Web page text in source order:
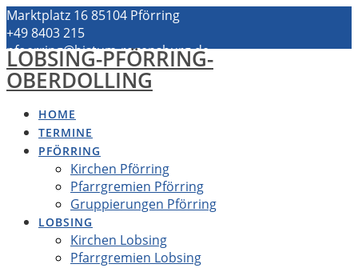
Zum
Inhalt
springen
Marktplatz 16 85104 Pförring
+49 8403 215
pfoerring@bistum-regensburg.de
LOBSING-PFÖRRING-
OBERDOLLING
HOME
TERMINE
PFÖRRING
Kirchen Pförring
Pfarrgremien Pförring
Gruppierungen Pförring
LOBSING
Kirchen Lobsing
Pfarrgremien Lobsing